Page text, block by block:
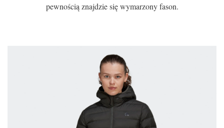
pewnością znajdzie się wymarzony fason.